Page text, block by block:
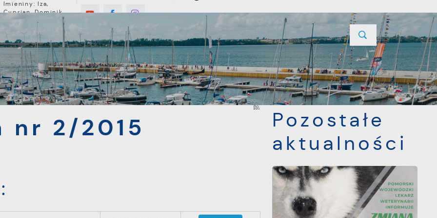
Imieniny: Iza,
Cyprian, Dominik
MIESZKANIEC TURYSTYKA INWESTYCJE PROJEKTY UNIJNE KONTAKT
POPRZEDNI NASTĘPNY
nr 2/2015
Pozostałe
aktualności